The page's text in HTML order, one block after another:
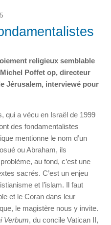
religieux semblable
Poffet op, directeur
Jérusalem, interviewé pour
qui a vécu en Israël de 1999
des fondamentalistes
mentionne le nom d’un
ou Abraham, ils
au fond, c’est une
sacrés. C’est un enjeu
et l’islam. Il faut
et le Coran dans leur
le magistère nous y invite.
Verbum, du concile Vatican II,